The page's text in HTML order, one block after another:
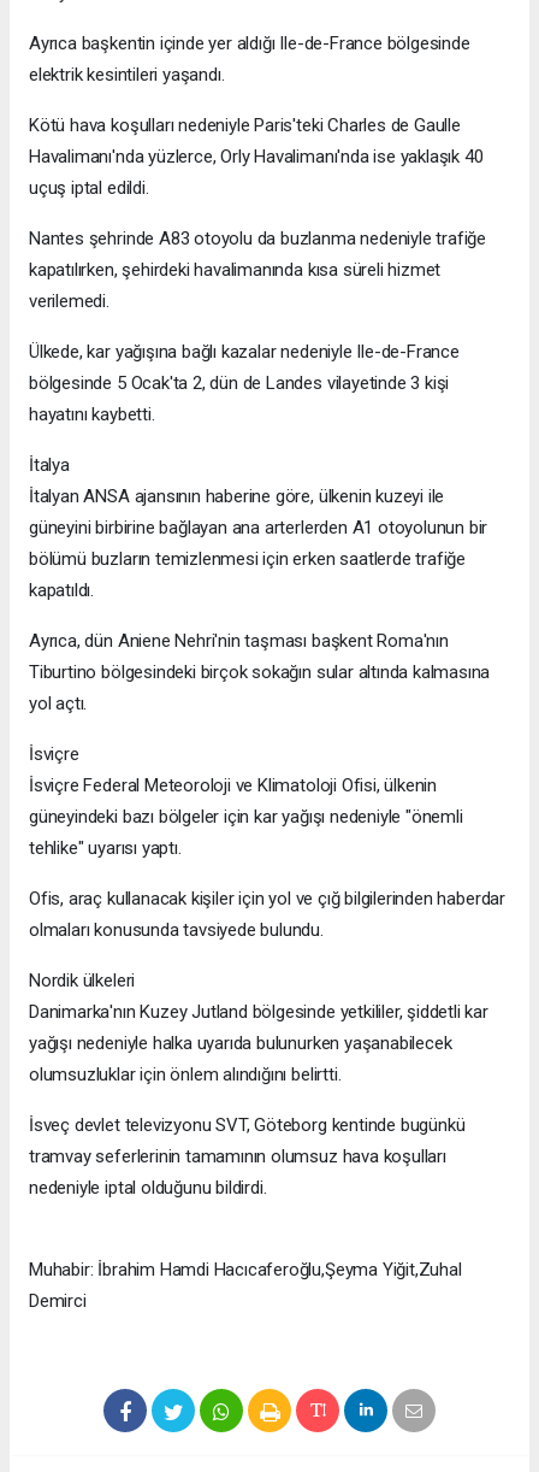
Ayrıca başkentin içinde yer aldığı Ile-de-France bölgesinde
elektrik kesintileri yaşandı.
Kötü hava koşulları nedeniyle Paris'teki Charles de Gaulle
Havalimanı'nda yüzlerce, Orly Havalimanı'nda ise yaklaşık 40
uçuş iptal edildi.
Nantes şehrinde A83 otoyolu da buzlanma nedeniyle trafiğe
kapatılırken, şehirdeki havalimanında kısa süreli hizmet
verilemedi.
Ülkede, kar yağışına bağlı kazalar nedeniyle Ile-de-France
bölgesinde 5 Ocak'ta 2, dün de Landes vilayetinde 3 kişi
hayatını kaybetti.
İtalya
İtalyan ANSA ajansının haberine göre, ülkenin kuzeyi ile
güneyini birbirine bağlayan ana arterlerden A1 otoyolunun bir
bölümü buzların temizlenmesi için erken saatlerde trafiğe
kapatıldı.
Ayrıca, dün Aniene Nehri'nin taşması başkent Roma'nın
Tiburtino bölgesindeki birçok sokağın sular altında kalmasına
yol açtı.
İsviçre
İsviçre Federal Meteoroloji ve Klimatoloji Ofisi, ülkenin
güneyindeki bazı bölgeler için kar yağışı nedeniyle "önemli
tehlike" uyarısı yaptı.
Ofis, araç kullanacak kişiler için yol ve çığ bilgilerinden haberdar
olmaları konusunda tavsiyede bulundu.
Nordik ülkeleri
Danimarka'nın Kuzey Jutland bölgesinde yetkililer, şiddetli kar
yağışı nedeniyle halka uyarıda bulunurken yaşanabilecek
olumsuzluklar için önlem alındığını belirtti.
İsveç devlet televizyonu SVT, Göteborg kentinde bugünkü
tramvay seferlerinin tamamının olumsuz hava koşulları
nedeniyle iptal olduğunu bildirdi.
Muhabir: İbrahim Hamdi Hacıcaferoğlu,Şeyma Yiğit,Zuhal
Demirci